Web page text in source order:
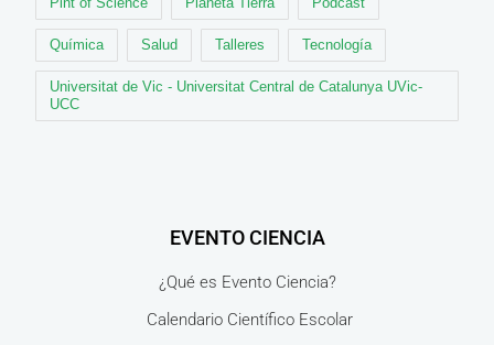
Química Salud Talleres Tecnología
Universitat de Vic - Universitat Central de Catalunya UVic-
UCC
EVENTO CIENCIA
¿Qué es Evento Ciencia?
Calendario Científico Escolar